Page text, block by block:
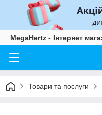
MegaHertz - Інтернет
Товари та послуги